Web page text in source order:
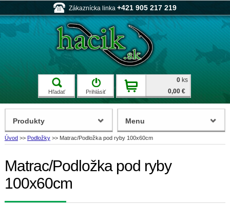
Zákaznícka linka +421 905 217 219
Hľadať Prihlásiť
0 ks
0,00 €
Úvod >> Podložky >> Matrac/Podložka pod ryby 100x60cm
Matrac/Podložka pod ryby
100x60cm
Produkty Menu